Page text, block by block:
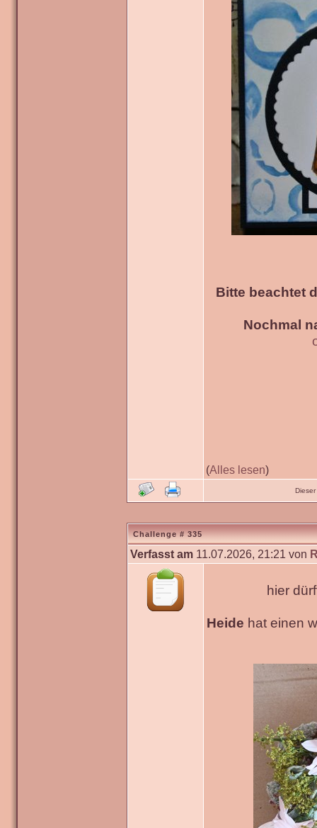
Bitte beachtet
Nochmal
(Alles lesen)
Challenge # 335
Verfasst am 11.07.2026, 21:21 von
hier
Heide hat einen